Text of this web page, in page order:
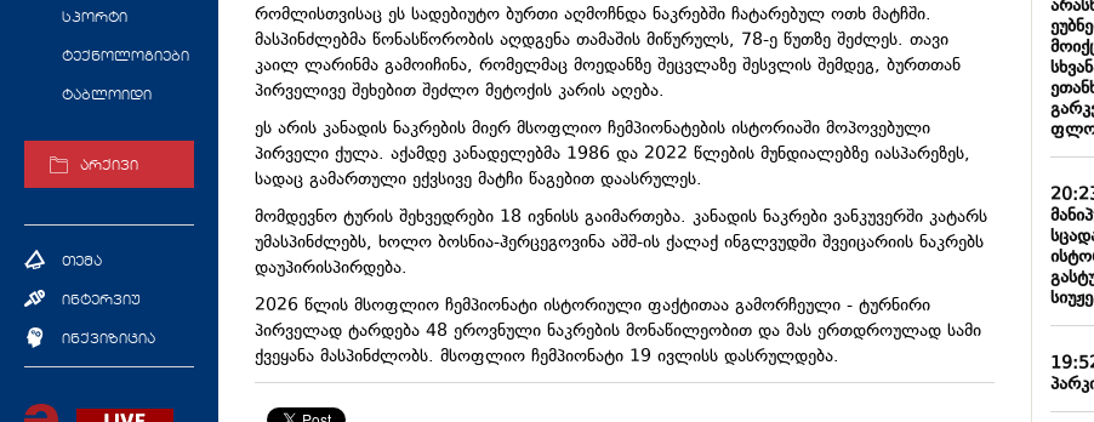
სპორტი
ტექნოლოგიები
ტაბლოიდი
არქივი
თემა
ინტერვიუ
ინქვიზიცია
რომლისთვისაც ეს სადებიუტო ბურთი აღმოჩნდა ნაკრებში ჩატარებულ ოთხ მატჩში.
მასპინძლებმა წონასწორობის აღდგენა თამაშის მიწურულს, 78-ე წუთზე შეძლეს. თავი
კაილ ლარინმა გამოიჩინა, რომელმაც მოედანზე შეცვლაზე შესვლის შემდეგ, ბურთთან
პირველივე შეხებით შეძლო მეტოქის კარის აღება.
ეს არის კანადის ნაკრების მიერ მსოფლიო ჩემპიონატების ისტორიაში მოპოვებული
პირველი ქულა. აქამდე კანადელებმა 1986 და 2022 წლების მუნდიალებზე იასპარეზეს,
სადაც გამართული ექვსივე მატჩი წაგებით დაასრულეს.
მომდევნო ტურის შეხვედრები 18 ივნისს გაიმართება. კანადის ნაკრები ვანკუვერში კატარს
უმასპინძლებს, ხოლო ბოსნია-ჰერცეგოვინა აშშ-ის ქალაქ ინგლვუდში შვეიცარიის ნაკრებს
დაუპირისპირდება.
2026 წლის მსოფლიო ჩემპიონატი ისტორიული ფაქტითაა გამორჩეული - ტურნირი
პირველად ტარდება 48 ეროვნული ნაკრების მონაწილეობით და მას ერთდროულად სამი
ქვეყანა მასპინძლობს. მსოფლიო ჩემპიონატი 19 ივლისს დასრულდება.